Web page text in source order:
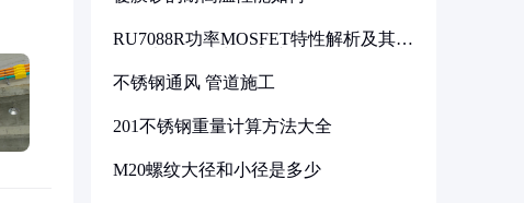
RU7088R功率MOSFET特性解析及其在
不锈钢通风 管道施工
201不锈钢重量计算方法大全
M20螺纹大径和小径是多少